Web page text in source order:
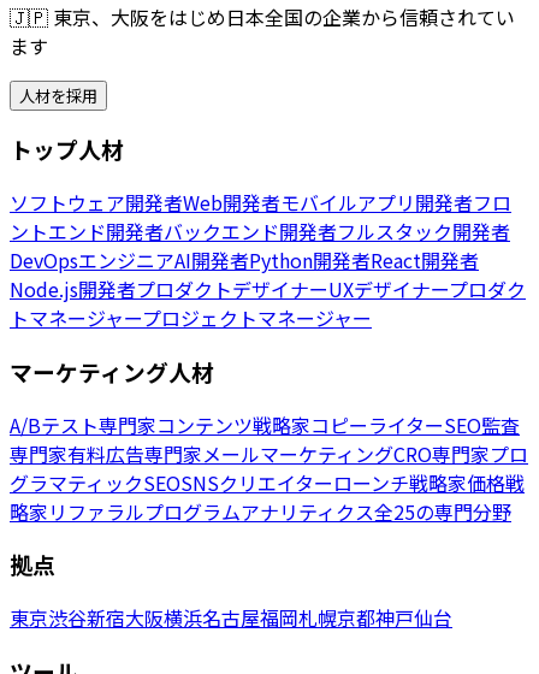
🇯🇵 東京、大阪をはじめ日本全国の企業から信頼されてい
ます
人材を採用
トップ人材
ソフトウェア開発者Web開発者モバイルアプリ開発者フロ
ントエンド開発者バックエンド開発者フルスタック開発者
DevOpsエンジニアAI開発者Python開発者React開発者
Node.js開発者プロダクトデザイナーUXデザイナープロダク
トマネージャープロジェクトマネージャー
マーケティング人材
A/Bテスト専門家コンテンツ戦略家コピーライターSEO監査
専門家有料広告専門家メールマーケティングCRO専門家プロ
グラマティックSEOSNSクリエイターローンチ戦略家価格戦
略家リファラルプログラムアナリティクス全25の専門分野
拠点
東京渋谷新宿大阪横浜名古屋福岡札幌京都神戸仙台